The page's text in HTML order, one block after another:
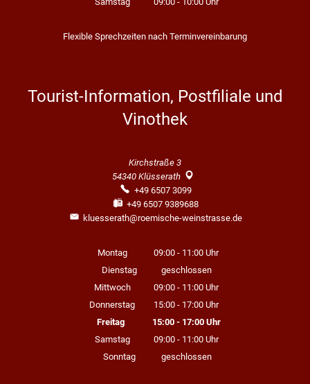
Flexible Sprechzeiten nach Terminvereinbarung
Tourist-Information, Postfiliale und
Vinothek
Kirchstraße 3
54340 Klüsserath
+49 6507 3099
+49 6507 9389688
kluesserath@roemische-weinstrasse.de
Montag 09:00 - 11:00 Uhr
Von 09:00 bis 11:00 Uhr
Dienstag
geschlossen
Mittwoch
09:00 - 11:00 Uhr
Von 09:00 bis 11:00 Uhr
Donnerstag 15:00 - 17:00 Uhr
Von 15:00 bis 17:00 Uhr
Freitag 15:00- 17:00Uhr
Von 15:00 bis 17:00 Uhr
Samstag 09:00 - 11:00 Uhr
Von 09:00 bis 11:00 Uhr
Sonntag geschlossen